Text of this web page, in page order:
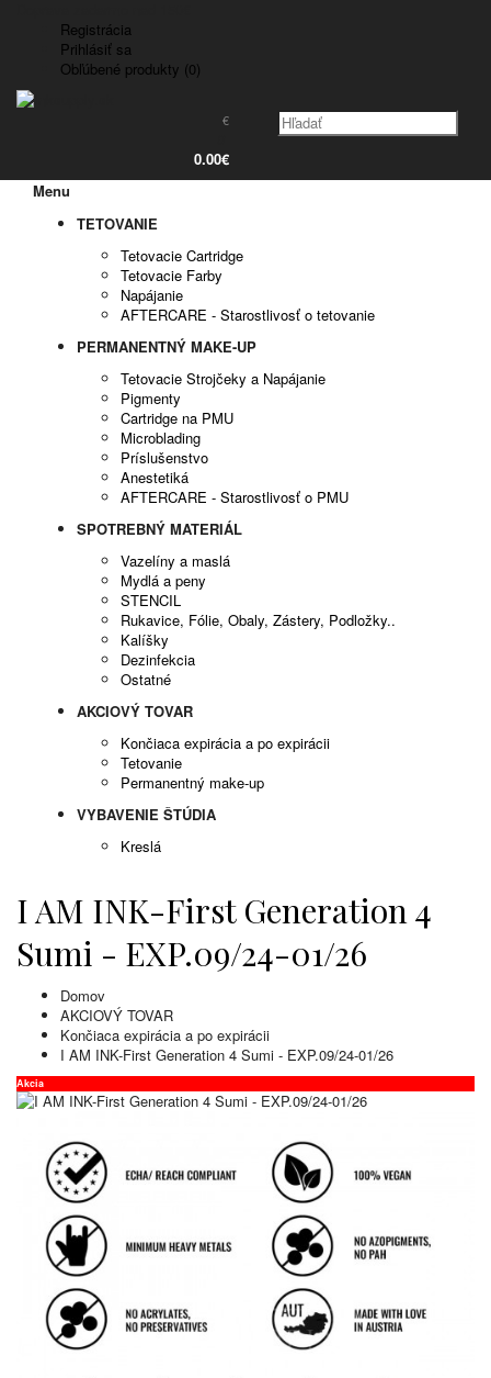
Registrácia
Prihlásiť sa
Obľúbené produkty (0)
€
0.00€
Menu
TETOVANIE
Tetovacie Cartridge
Tetovacie Farby
Napájanie
AFTERCARE - Starostlivosť o tetovanie
PERMANENTNÝ MAKE-UP
Tetovacie Strojčeky a Napájanie
Pigmenty
Cartridge na PMU
Microblading
Príslušenstvo
Anestetiká
AFTERCARE - Starostlivosť o PMU
SPOTREBNÝ MATERIÁL
Vazelíny a maslá
Mydlá a peny
STENCIL
Rukavice, Fólie, Obaly, Zástery, Podložky..
Kalíšky
Dezinfekcia
Ostatné
AKCIOVÝ TOVAR
Končiaca expirácia a po expirácii
Tetovanie
Permanentný make-up
VYBAVENIE ŠTÚDIA
Kreslá
I AM INK-First Generation 4
Sumi - EXP.09/24-01/26
Domov
AKCIOVÝ TOVAR
Končiaca expirácia a po expirácii
I AM INK-First Generation 4 Sumi - EXP.09/24-01/26
Akcia